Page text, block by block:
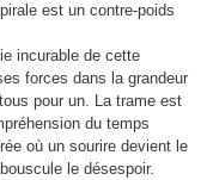
est un contre-poids
incurable de cette
forces dans la grandeur
pour un. La trame est
du temps
où un sourire devient le
le désespoir.